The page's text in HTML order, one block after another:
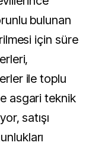
bulunan
için süre
ile toplu
asgari teknik
satışı